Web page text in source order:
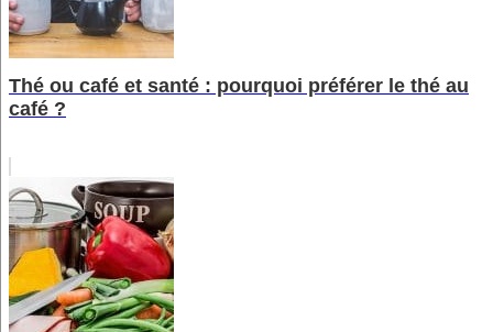
Thé ou café et santé : pourquoi préférer le thé au
café ?